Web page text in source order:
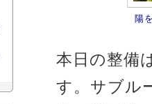
陽
本日の整備
す。サブル